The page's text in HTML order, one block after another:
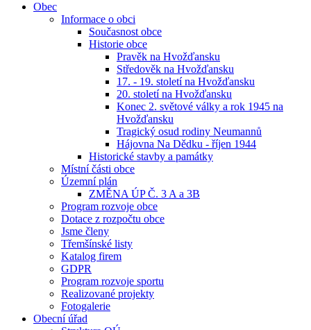
Obec
Informace o obci
Současnost obce
Historie obce
Pravěk na Hvožďansku
Středověk na Hvožďansku
17. - 19. století na Hvožďansku
20. století na Hvožďansku
Konec 2. světové války a rok 1945 na
Hvožďansku
Tragický osud rodiny Neumannů
Hájovna Na Dědku - říjen 1944
Historické stavby a památky
Místní části obce
Územní plán
ZMĚNA ÚP Č. 3 A a 3B
Program rozvoje obce
Dotace z rozpočtu obce
Jsme členy
Třemšínské listy
Katalog firem
GDPR
Program rozvoje sportu
Realizované projekty
Fotogalerie
Obecní úřad